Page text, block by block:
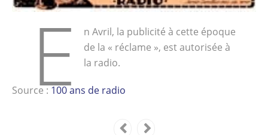
E
n Avril, la publicité à cette époque
de la « réclame », est autorisée à
la radio.
Source : 100 ans de radio